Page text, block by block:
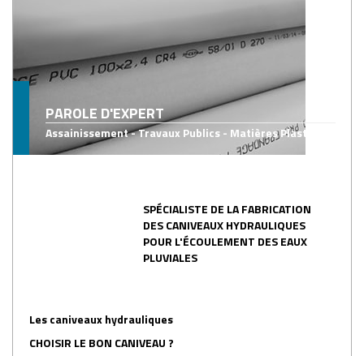
PAROLE D'EXPERT
Assainissement - Travaux Publics - Matières Plastiques
SPÉCIALISTE DE LA FABRICATION
DES CANIVEAUX HYDRAULIQUES
POUR L'ÉCOULEMENT DES EAUX
PLUVIALES
Les caniveaux hydrauliques
CHOISIR LE BON CANIVEAU ?